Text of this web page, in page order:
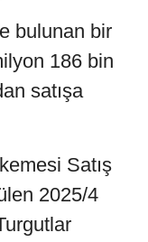
bulunan bir
186 bin
satışa
Satış
2025/4